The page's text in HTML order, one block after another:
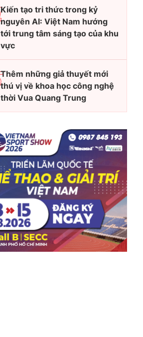
Kiến tạo tri thức trong kỷ
nguyên AI: Việt Nam hướng
tới trung tâm sáng tạo của khu
vực
Thêm những giả thuyết mới
thú vị về khoa học công nghệ
thời Vua Quang Trung